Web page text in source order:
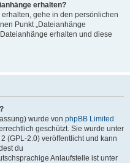
erhalten?
gehe in den persönlichen
Punkt „Dateianhänge
erhalten und diese
wurde von phpBB Limited
geschützt. Sie wurde unter
(GPL-2.0) veröffentlicht und kann
du
Anlaufstelle ist unter